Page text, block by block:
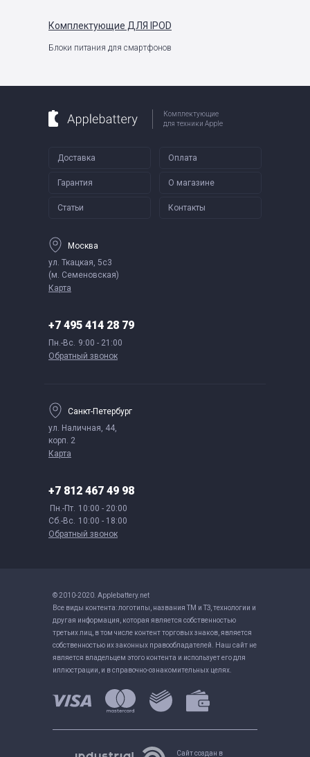
Комплектующие ДЛЯ IPOD
Блоки питания для смартфонов
Комплектующие
для техники Apple
Доставка Оплата
Гарантия О магазине
Статьи Контакты
Москва
ул. Ткацкая, 5с3
(м. Семеновская)
Карта
+7 495 414 28 79
Пн.-Вс. 9:00 - 21:00
Обратный звонок
Санкт-Петербург
ул. Наличная, 44,
корп. 2
Карта
+7 812 467 49 98
Пн.-Пт. 10:00 - 20:00
Сб.-Вс. 10:00 - 18:00
Обратный звонок
© 2010-2020. Applebattery.net
Все виды контента: логотипы, названия ТМ и ТЗ, технологии и
другая информация, которая является собственностью
третьих лиц, в том числе контент торговых знаков, является
собственностью их законных правообладателей. Наш сайт не
является владельцем этого контента и использует его для
иллюстрации, и в справочно-ознакомительных целях.
Сайт создан в